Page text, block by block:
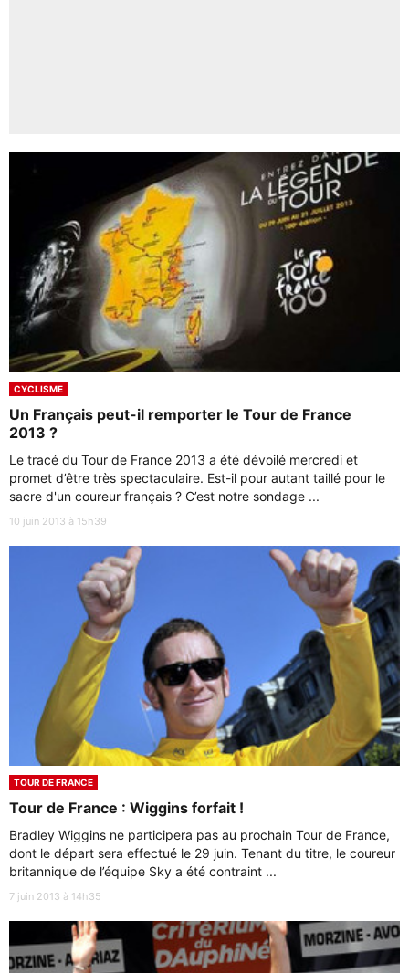
CYCLISME
Un Français peut-il remporter le Tour de France
2013 ?
Le tracé du Tour de France 2013 a été dévoilé mercredi et
promet d’être très spectaculaire. Est-il pour autant taillé pour le
sacre d'un coureur français ? C’est notre sondage ...
10 juin 2013 à 15h39
TOUR DE FRANCE
Tour de France : Wiggins forfait !
Bradley Wiggins ne participera pas au prochain Tour de France,
dont le départ sera effectué le 29 juin. Tenant du titre, le coureur
britannique de l’équipe Sky a été contraint ...
7 juin 2013 à 14h35